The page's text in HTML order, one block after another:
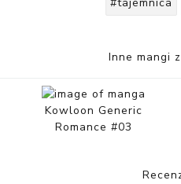
Inne mangi
Kowloon Generic
Romance #03